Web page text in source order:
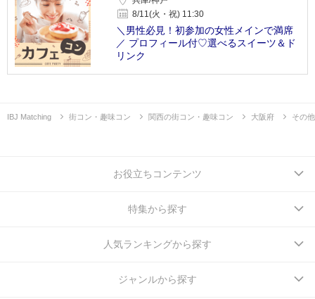
8/11(火・祝) 11:30
＼男性必見！初参加の女性メインで満席
／ プロフィール付♡選べるスイーツ＆ド
リンク
IBJ Matching 街コン・趣味コン 関西の街コン・趣味コン 大阪府 その
お役立ちコンテンツ
特集から探す
人気ランキングから探す
ジャンルから探す